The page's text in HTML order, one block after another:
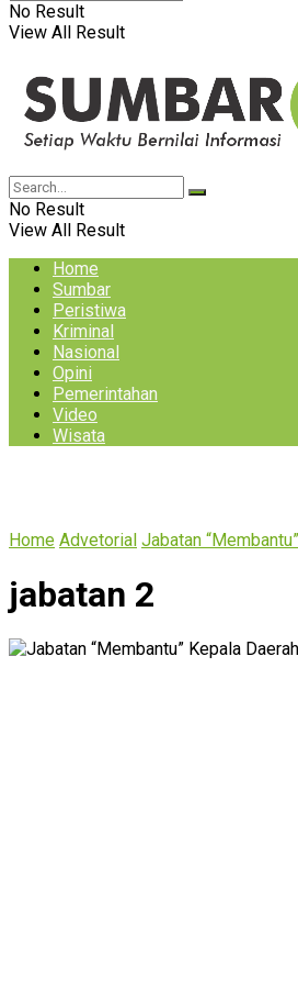
No Result
View All Result
No Result
View All Result
Home
Sumbar
Peristiwa
Kriminal
Nasional
Opini
Pemerintahan
Video
Wisata
Home Advetorial Jabatan
jabatan 2